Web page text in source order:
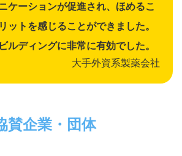
ケーションが促進され、ほめるこ
ットを感じることができました。
ルディングに非常に有効でした。
大手外資系製薬会社
賛企業・団体